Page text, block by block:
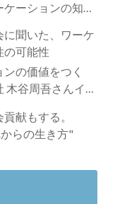
ーションの知ら
に聞いた、ワーケ
の可能性
の価値をつく
木谷周吾さんイン
献もする。
らの生き方"